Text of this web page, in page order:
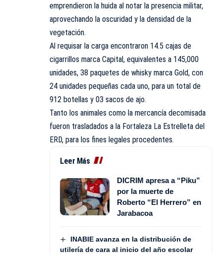
emprendieron la huida al notar la presencia militar,
aprovechando la oscuridad y la densidad de la
vegetación.
Al requisar la carga encontraron 14.5 cajas de
cigarrillos marca Capital, equivalentes a 145,000
unidades, 38 paquetes de whisky marca Gold, con
24 unidades pequeñas cada uno, para un total de
912 botellas y 03 sacos de ajo.
Tanto los animales como la mercancía decomisada
fueron trasladados a la Fortaleza La Estrelleta del
ERD, para los fines legales procedentes.
Leer Más
DICRIM apresa a “Piku”
por la muerte de
Roberto “El Herrero” en
Jarabacoa
INABIE avanza en la distribución de
utilería de cara al inicio del año escolar